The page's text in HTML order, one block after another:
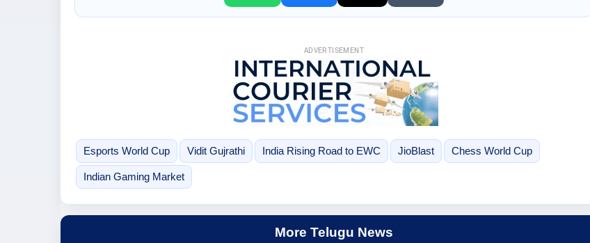
ADVERTISEMENT
Esports World Cup Vidit Gujrathi India Rising Road to EWC JioBlast Chess World Cup
Indian Gaming Market
More Telugu News